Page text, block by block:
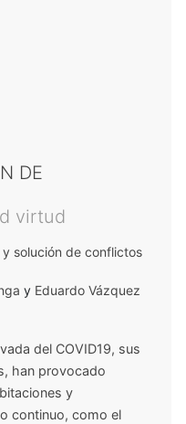
DE
virtud
solución de conflictos
y Eduardo Vázquez
del COVID19, sus
han provocado
y
continuo, como el